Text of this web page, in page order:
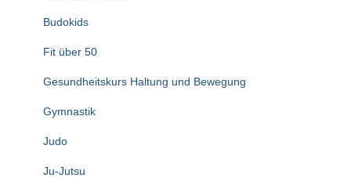
Budokids
Fit über 50
Gesundheitskurs Haltung und Bewegung
Gymnastik
Judo
Ju-Jutsu